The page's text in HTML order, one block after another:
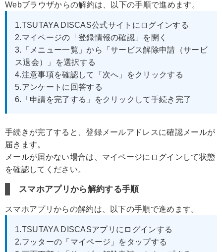
Webブラウザからの解約は、以下の手順で進めます。
1.TSUTAYA DISCAS公式サイトにログインする
2.マイページの「登録情報の確認」を開く
3.「メニュー一覧」から「サービス解除申請（サービ
ス退会）」を選択する
4.注意事項を確認して「次へ」をクリックする
5.アンケートに回答する
6.「申請を完了する」をクリックして手続き完了
手続きが完了すると、登録メールアドレスに確認メールが
届きます。
メールが届かない場合は、マイページにログインして状態
を確認してください。
スマホアプリから解約する手順
スマホアプリからの解約は、以下の手順で進めます。
1.TSUTAYA DISCASアプリにログインする
2.フッターの「マイページ」をタップする